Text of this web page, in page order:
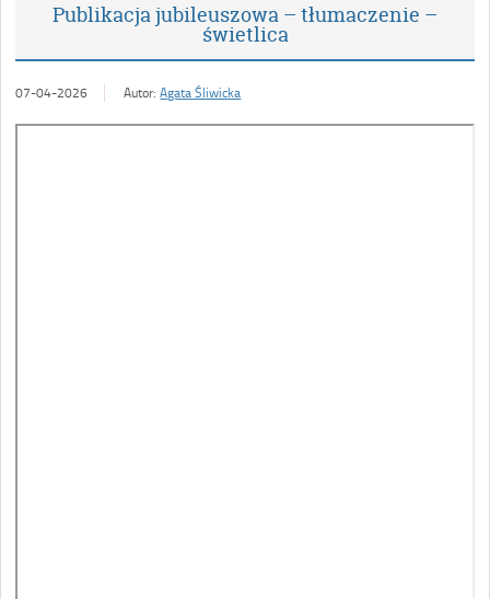
Publikacja jubileuszowa – tłumaczenie –
świetlica
07-04-2026 Autor:Agata Śliwicka